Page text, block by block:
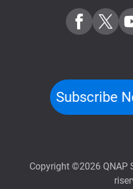
Subscribe
Copyright ©2026 QNAP